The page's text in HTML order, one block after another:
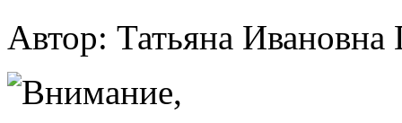
Автор: Татьяна